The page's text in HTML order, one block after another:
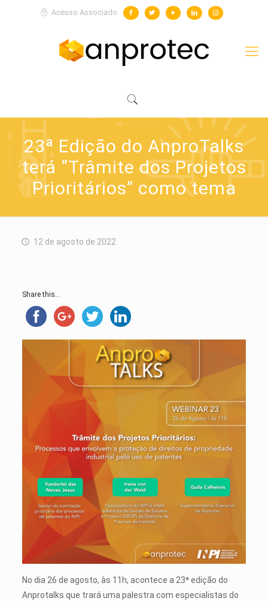
Acesso Associado
23ª Edição do AnproTalks
terá “Trâmite dos Projetos
Prioritários” como tema
12 de agosto de 2022
Share this...
No dia 26 de agosto, às 11h, acontece a 23ª edição do
Anprotalks que trará uma palestra com especialistas do